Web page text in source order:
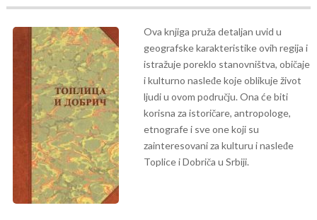
Ova knjiga pruža detaljan uvid u
geografske karakteristike ovih regija i
istražuje poreklo stanovništva, običaje
i kulturno nasleđe koje oblikuje život
ljudi u ovom području. Ona će biti
korisna za istoričare, antropologe,
etnografe i sve one koji su
zainteresovani za kulturu i nasleđe
Toplice i Dobriča u Srbiji.